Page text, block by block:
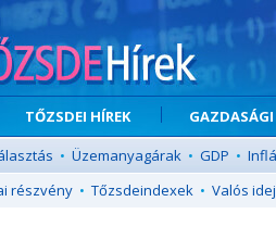
TŐZSDEI HÍREK GAZDASÁGI
• Üzemanyagárak • GDP •
részvény • Tőzsdeindexek • Valós